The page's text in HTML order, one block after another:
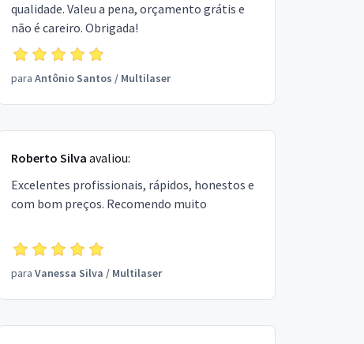
qualidade. Valeu a pena, orçamento grátis e
não é careiro. Obrigada!
para Antônio Santos / Multilaser
Roberto Silva avaliou:
Excelentes profissionais, rápidos, honestos e
com bom preços. Recomendo muito
para Vanessa Silva / Multilaser